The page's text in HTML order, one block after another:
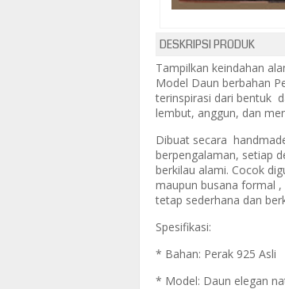
DESKRIPSI PRODUK
Tampilkan keindahan
Model Daun berbahan
terinspirasi dari bentuk
lembut, anggun, dan
Dibuat secara
berpengalaman, setiap
berkilau alami. Cocok
maupun busana formal
tetap sederhana dan
Spesifikasi:
* Bahan: Perak 925 Asli
* Model: Daun elegan